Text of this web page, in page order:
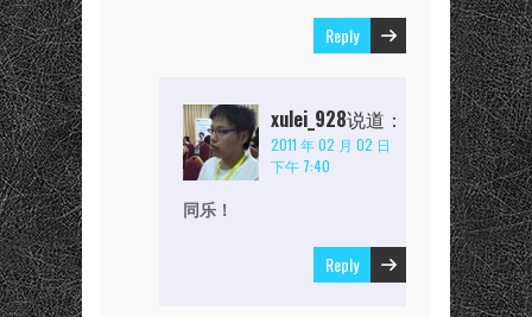
Reply
xulei_928说道：
2011 年 02 月 02 日
下午 7:40
同乐！
Reply